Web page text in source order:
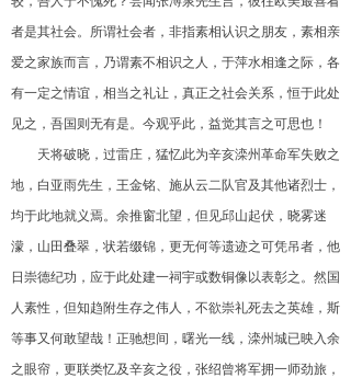
者是其社会。所谓社会者，非指素相认识之朋友，素相亲
爱之家族而言，乃谓素不相识之人，于萍水相逢之际，各
有一定之情谊，相当之礼让，真正之社会关系，恒于此处
见之，吾国则无有是。今观乎此，益觉其言之可思也！
天将破晓，过雷庄，猛忆此为辛亥滦州革命军失败之
地，白亚雨先生，王金铭、施从云二队官及其他诸烈士，
均于此地就义焉。余推窗北望，但见邱山起伏，晓雾迷
濛，山田叠翠，状若缀锦，更无何等遗迹之可凭吊者，他
日崇德纪功，应于此处建一祠宇或数铜像以表彰之。然国
人素性，但知趋附生存之伟人，不欲崇礼死去之英雄，斯
等事又何敢望哉！正驰想间，曙光一线，滦州城已映入余
之眼帘，更联类忆及辛亥之役，张绍曾将军拥一师劲旅，